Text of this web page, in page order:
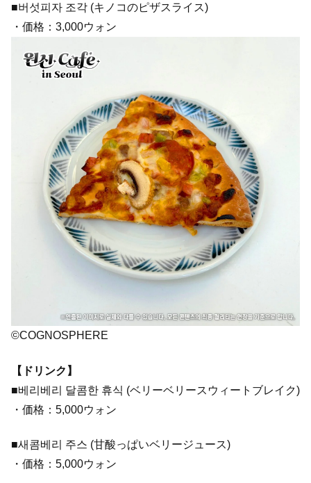
■버섯피자 조각 (キノコのピザスライス)
・価格：3,000ウォン
©COGNOSPHERE
【ドリンク】
■베리베리 달콤한 휴식 (ベリーベリースウィートブレイク)
・価格：5,000ウォン
■새콤베리 주스 (甘酸っぱいベリージュース)
・価格：5,000ウォン